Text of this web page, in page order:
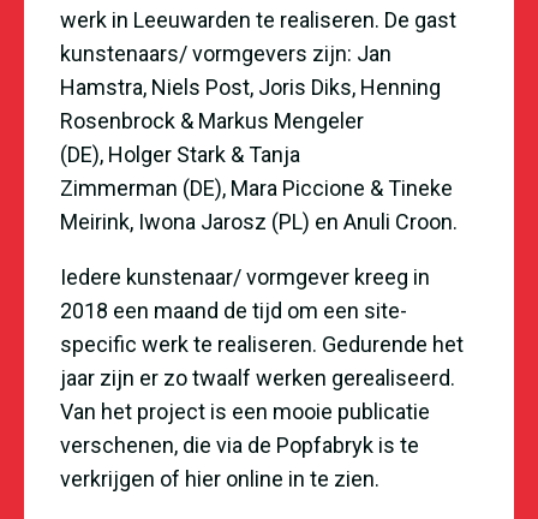
werk in Leeuwarden te realiseren. De gast
kunstenaars/ vormgevers zijn: Jan
Hamstra, Niels Post, Joris Diks, Henning
Rosenbrock & Markus Mengeler
(DE), Holger Stark &Tanja
Zimmerman (DE), Mara Piccione &Tineke
Meirink, Iwona Jarosz (PL) en Anuli Croon.
Iedere kunstenaar/ vormgever kreeg in
2018 een maand de tijd om een site-
specific werk te realiseren. Gedurende het
jaar zijn er zo twaalf werken gerealiseerd.
Van het project is een mooie publicatie
verschenen, die via de Popfabryk is te
verkrijgen of hier online in te zien.